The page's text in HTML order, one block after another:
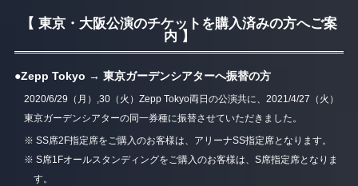
【 東京・大阪公演のチケットを購入済みの方へご案
内 】
●Zepp Tokyo → 東京ガーデンシアターへ振替の方
2020/6/29（月）,30（火）Zepp Tokyo両日の公演共に、2021/4/27（火）
東京ガーデンシアターの同一券種に振替させていただきました。
※ SS席2F指定席をご購入のお客様は、アリーナSS指定席となります。
※ S席1Fオールスタンディングをご購入のお客様は、S席指定席となりま
す。